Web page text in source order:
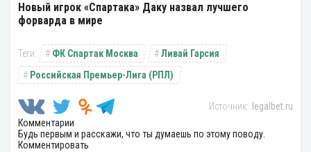
Новый игрок «Спартака» Даку назвал лучшего
форварда в мире
ФК Спартак Москва
Ливай Гарсия
Российская Премьер-Лига (РПЛ)
legalbet.ru
Комментарии
Будь первым и расскажи, что ты думаешь по этому поводу.
Комментировать